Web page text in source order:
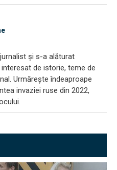
și s-a alăturat
de istorie, teme de
Urmărește îndeaproape
invaziei ruse din 2022,